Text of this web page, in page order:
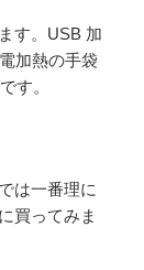
す。USB 加
加熱の手袋
す。
は一番理に
買ってみま